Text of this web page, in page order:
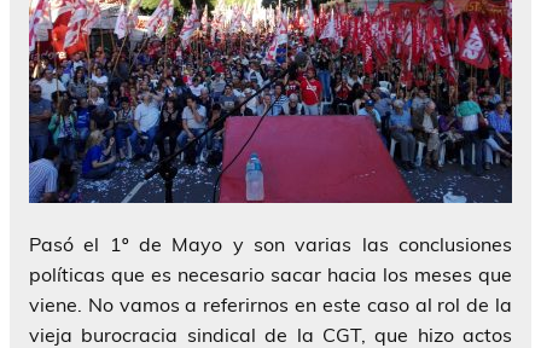
Pasó el 1º de Mayo y son varias las conclusiones
políticas que es necesario sacar hacia los meses que
viene. No vamos a referirnos en este caso al rol de la
vieja burocracia sindical de la CGT, que hizo actos